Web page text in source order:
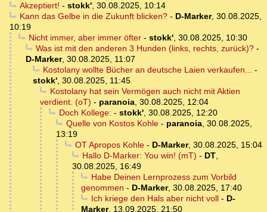
Akzeptiert! - stokk', 30.08.2025, 10:14
Kann das Gelbe in die Zukunft blicken?- D-Marker, 30.08.2025,
10:19
Nicht immer, aber immer öfter- stokk', 30.08.2025, 10:30
Was ist mit den anderen 3 Hunden (links, rechts, zurück)?-
D-Marker, 30.08.2025, 11:07
Kostolany wollte Bücher an deutsche Laien verkaufen... -
stokk', 30.08.2025, 11:45
Kostolany hat sein Vermögen auch nicht mit Aktien
verdient. (oT) - paranoia, 30.08.2025, 12:04
Doch Kollege: - stokk', 30.08.2025, 12:20
Quelle von Kostos Kohle- paranoia, 30.08.2025,
13:19
OT Apropos Kohle- D-Marker, 30.08.2025, 15:04
Hallo D-Marker: You win! (mT) - DT,
30.08.2025, 16:49
Habe Deinen Lernprozess zum Vorbild
genommen - D-Marker, 30.08.2025, 17:40
Ich kriege den Hals aber nicht voll- D-
Marker, 13.09.2025, 21:50